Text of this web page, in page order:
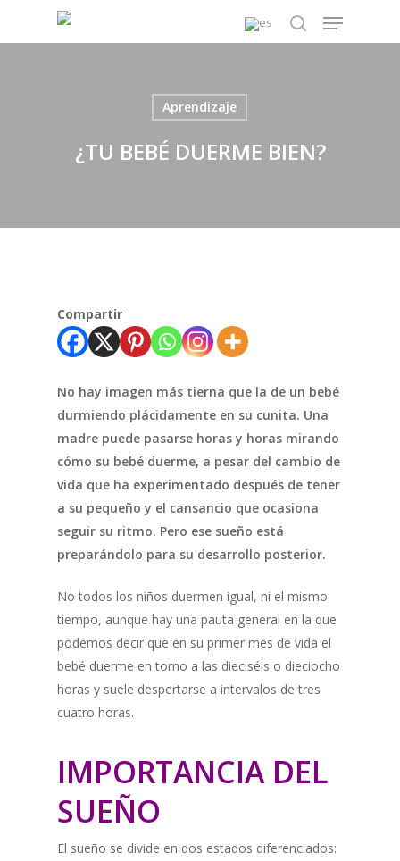
search
Menu
Aprendizaje
¿TU BEBÉ DUERME BIEN?
Compartir
No hay imagen más tierna que la de un bebé
durmiendo plácidamente en su cunita. Una
madre puede pasarse horas y horas mirando
cómo su bebé duerme, a pesar del cambio de
vida que ha experimentado después de tener
a su pequeño y el cansancio que ocasiona
seguir su ritmo. Pero ese sueño está
preparándolo para su desarrollo posterior.
No todos los niños duermen igual, ni el mismo
tiempo, aunque hay una pauta general en la que
podemos decir que en su primer mes de vida el
bebé duerme en torno a las dieciséis o dieciocho
horas y suele despertarse a intervalos de tres
cuatro horas.
IMPORTANCIA DEL
SUEÑO
El sueño se divide en dos estados diferenciados: